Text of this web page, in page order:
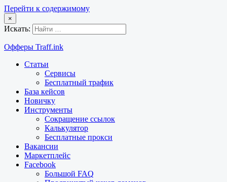
Перейти к содержимому
×
Искать:
Офферы Traff.ink
Статьи
Сервисы
Бесплатный трафик
База кейсов
Новичку
Инструменты
Сокращение ссылок
Калькулятор
Бесплатные прокси
Вакансии
Маркетплейс
Facebook
Большой FAQ